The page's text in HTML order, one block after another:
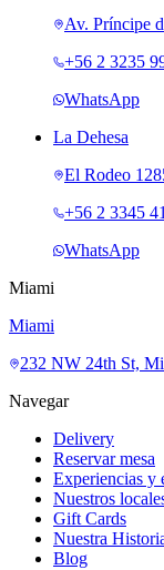
Av. Príncipe
+56 2 3235
WhatsApp
La Dehesa
El Rodeo
+56 2 3345
WhatsApp
Miami
Miami
232 NW 24th St,
Navegar
Delivery
Reservar mesa
Experiencias y
Nuestros
Gift Cards
Nuestra
Blog